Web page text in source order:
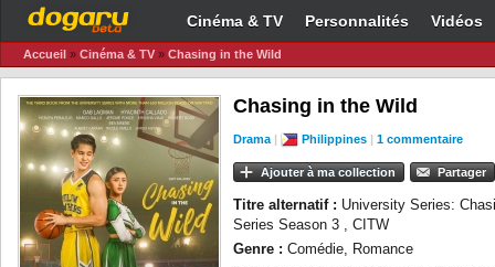
Cinéma & TV Personnalités Vidéos
Accueil » Cinéma & TV » Chasing in the Wild
Chasing in the Wild
Drama | Philippines | 1 commentaire
Ajouter à ma collection Partager
Titre alternatif : University Series:
Series Season 3 , CITW
Genre : Comédie, Romance